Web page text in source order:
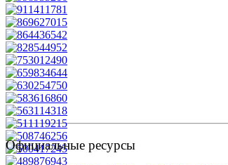
Официальные ресурсы